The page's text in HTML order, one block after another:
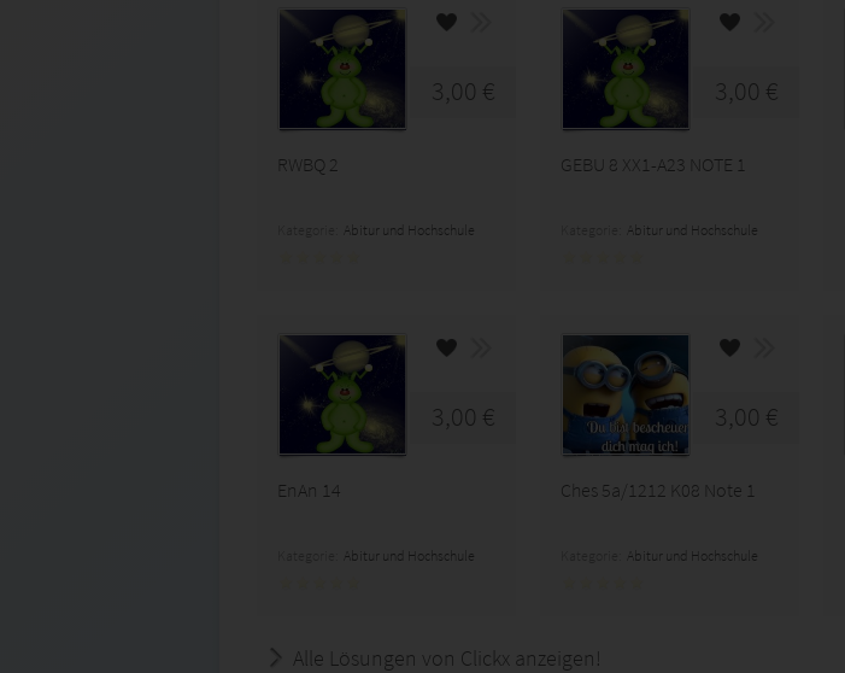
3,00 €
RWBQ 2
Abitur und Hochschule
3,00 €
GEBU 8 XX1-A23 NOTE 1
Abitur und Hochschule
3,00 €
EnAn 14
Abitur und Hochschule
3,00 €
Ches 5a/1212 K08 Note 1
Abitur und Hochschule
Alle Lösungen von Clickx anzeigen!